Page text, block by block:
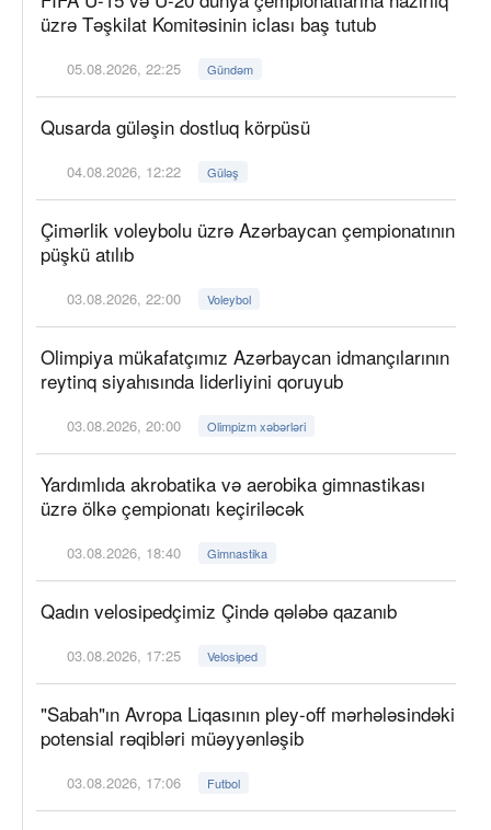
üzrə Təşkilat Komitəsinin iclası baş tutub
05.08.2026, 22:25 Gündəm
Qusarda güləşin dostluq körpüsü
04.08.2026, 12:22 Güləş
Çimərlik voleybolu üzrə Azərbaycan çempionatının
püşkü atılıb
03.08.2026, 22:00 Voleybol
Olimpiya mükafatçımız Azərbaycan idmançılarının
reytinq siyahısında liderliyini qoruyub
03.08.2026, 20:00 Olimpizm xəbərləri
Yardımlıda akrobatika və aerobika gimnastikası
üzrə ölkə çempionatı keçiriləcək
03.08.2026, 18:40 Gimnastika
Qadın velosipedçimiz Çində qələbə qazanıb
03.08.2026, 17:25 Velosiped
"Sabah"ın Avropa Liqasının pley-off mərhələsindəki
potensial rəqibləri müəyyənləşib
03.08.2026, 17:06 Futbol